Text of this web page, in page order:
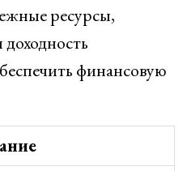
ресурсы,
финансовую